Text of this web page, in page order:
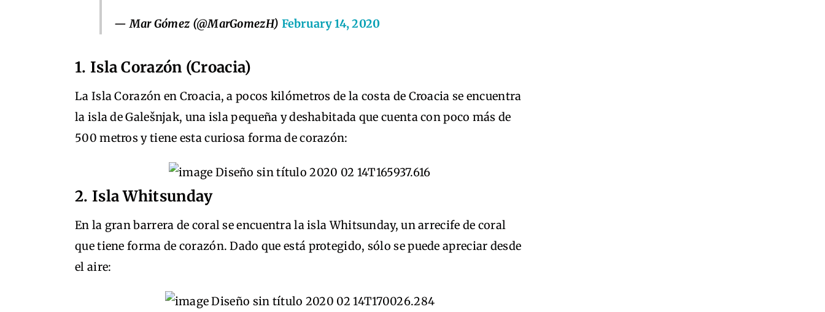
— Mar Gómez (@MarGomezH) February 14, 2020
1. Isla Corazón (Croacia)
La Isla Corazón en Croacia, a pocos kilómetros de la costa de Croacia se encuentra
la isla de Galešnjak, una isla pequeña y deshabitada que cuenta con poco más de
500 metros y tiene esta curiosa forma de corazón:
2. Isla Whitsunday
En la gran barrera de coral se encuentra la isla Whitsunday, un arrecife de coral
que tiene forma de corazón. Dado que está protegido, sólo se puede apreciar desde
el aire: